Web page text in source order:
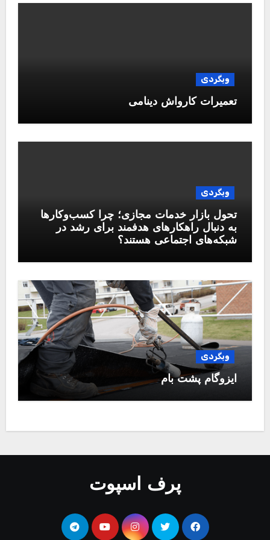
وبگردی
تعمیرات کارواش دینامی
وبگردی
تحول بازار خدمات مجازی؛ چرا کسب‌وکارها
به دنبال راهکارهای هدفمند برای رشد در
شبکه‌های اجتماعی هستند؟
وبگردی
ایزوگام پشت بام
پرف اسپوت